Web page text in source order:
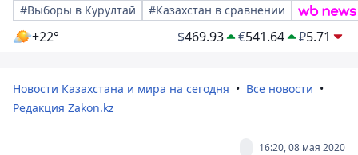
#Выборы в Курултай
#Казахстан в сравнении
+22° $469.93 €541.64 ₽5.71
Новости Казахстана и мира на сегодня
Все новости
Редакция Zakon.kz
16:20, 08 мая 2020